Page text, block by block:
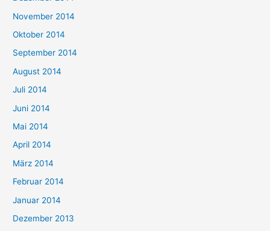
November 2014
Oktober 2014
September 2014
August 2014
Juli 2014
Juni 2014
Mai 2014
April 2014
März 2014
Februar 2014
Januar 2014
Dezember 2013